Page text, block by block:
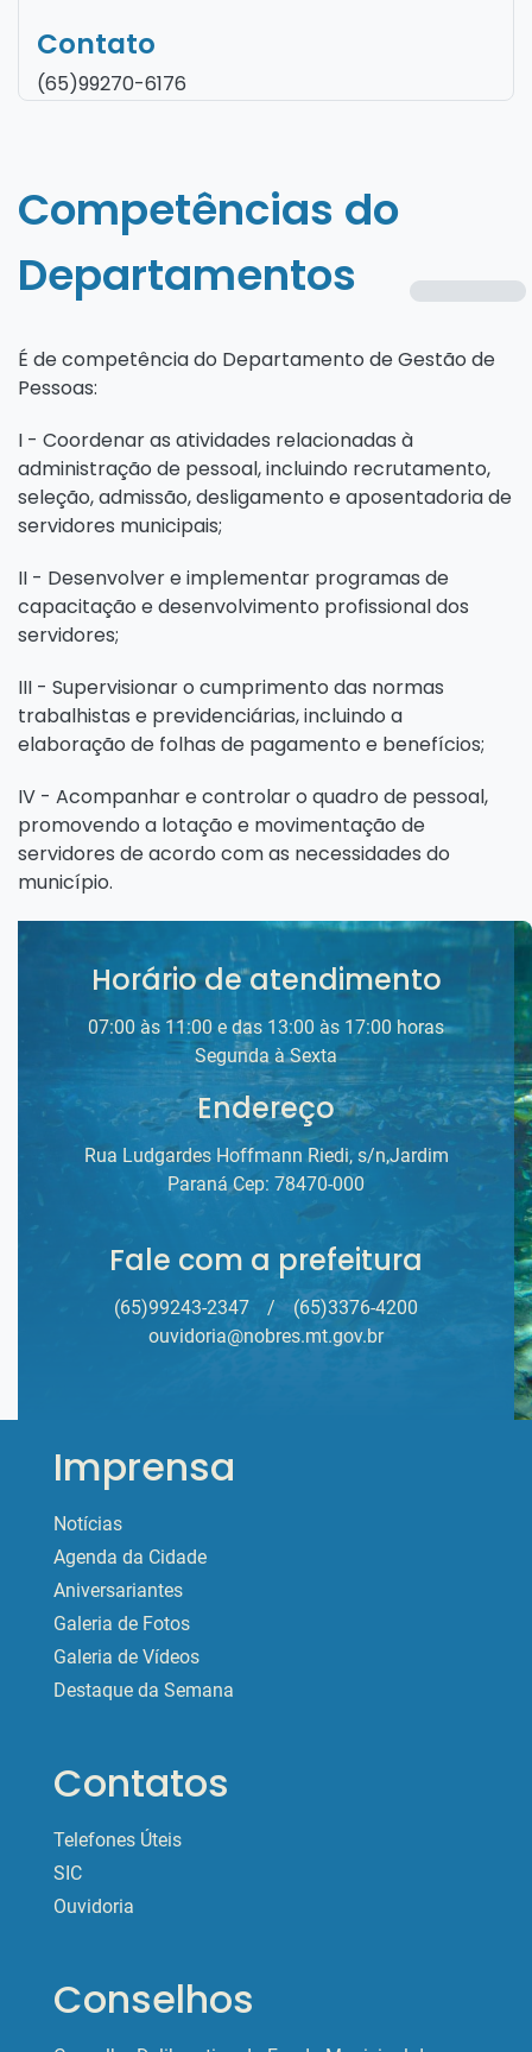
Contato
(65)99270-6176
Competências do
Departamentos
É de competência do Departamento de Gestão de
Pessoas:
I - Coordenar as atividades relacionadas à
administração de pessoal, incluindo recrutamento,
seleção, admissão, desligamento e aposentadoria de
servidores municipais;
II - Desenvolver e implementar programas de
capacitação e desenvolvimento profissional dos
servidores;
III - Supervisionar o cumprimento das normas
trabalhistas e previdenciárias, incluindo a
elaboração de folhas de pagamento e benefícios;
IV - Acompanhar e controlar o quadro de pessoal,
promovendo a lotação e movimentação de
servidores de acordo com as necessidades do
município.
Horário de atendimento
07:00 às 11:00 e das 13:00 às 17:00 horas
Segunda à Sexta
Endereço
Rua Ludgardes Hoffmann Riedi, s/n,Jardim
Paraná Cep: 78470-000
Fale com a prefeitura
(65)99243-2347 /
(65)3376-4200
ouvidoria@nobres.mt.gov.br
Imprensa
Notícias
Agenda da Cidade
Aniversariantes
Galeria de Fotos
Galeria de Vídeos
Destaque da Semana
Contatos
Telefones Úteis
SIC
Ouvidoria
Conselhos